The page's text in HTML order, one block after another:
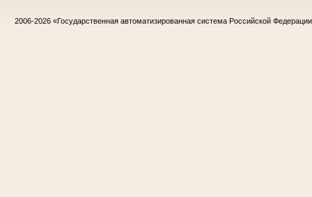
2006-2026 «Государственная автоматизированная система Российской